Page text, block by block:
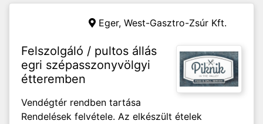
Eger, West-Gasztro-Zsúr Kft.
Felszolgáló / pultos állás
egri szépasszonyvölgyi
étteremben
Vendégtér rendben tartása
Rendelések felvétele. Az elkészült ételek